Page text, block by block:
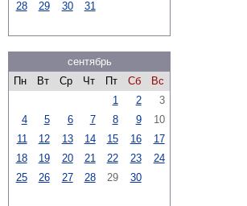
28
29 30 31
сентябрь
Пн
Вт Ср Чт Пт Сб
Вс
1
2
3
4
5 6 7 8 9
10
11
12 13 14 15 16
17
18
19 20 21 22 23
24
25
26 27 28 29 30